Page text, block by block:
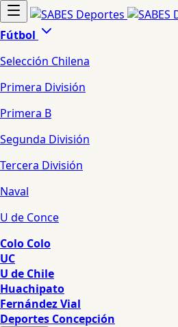
Fútbol
Selección Chilena
Primera División
Primera B
Segunda División
Tercera División
Naval
U de Conce
Colo Colo
UC
U de Chile
Huachipato
Fernández Vial
Deportes Concepción